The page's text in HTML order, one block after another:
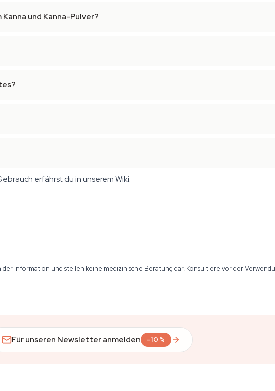
und Kanna-Pulver?
erfährst du in unserem Wiki.
der Information und stellen keine medizinische Beratung dar. Konsultiere vor der
Für unseren Newsletter anmelden -10%